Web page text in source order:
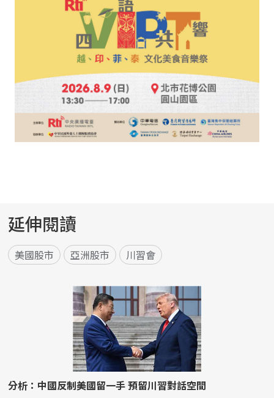
延伸閱讀
美國股市 亞洲股市 川習會
分析：中國反制美國留一手 預留川習對話空間